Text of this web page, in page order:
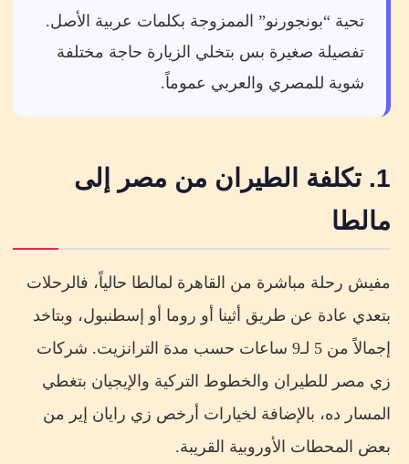
تحية “بونجورنو” الممزوجة بكلمات عربية الأصل.
تفصيلة صغيرة بس بتخلي الزيارة حاجة مختلفة
شوية للمصري والعربي عموماً.
1. تكلفة الطيران من مصر إلى
مالطا
مفيش رحلة مباشرة من القاهرة لمالطا حالياً، فالرحلات
بتعدي عادة عن طريق أثينا أو روما أو إسطنبول، وبتاخد
إجمالاً من 5 لـ9 ساعات حسب مدة الترانزيت. شركات
زي مصر للطيران والخطوط التركية والإيجيان بتغطي
المسار ده، بالإضافة لخيارات أرخص زي رايان إير من
بعض المحطات الأوروبية القريبة.